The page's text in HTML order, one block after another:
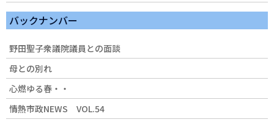
バックナンバー
野田聖子衆議院議員との面談
母との別れ
心燃ゆる春・・
情熱市政NEWS VOL.54